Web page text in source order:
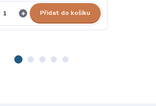
Přidat do košíku